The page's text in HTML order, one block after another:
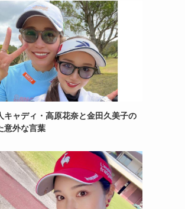
キャディ・高原花奈と金田久美子の
意外な言葉